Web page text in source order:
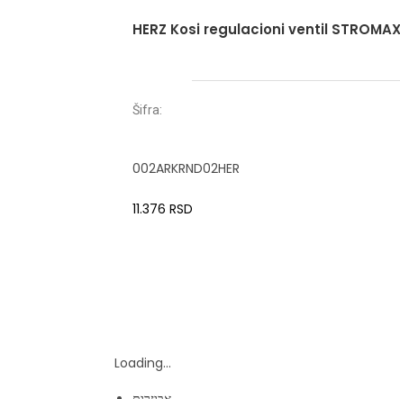
HERZ Kosi regulacioni ventil
Šifra:
002ARKRND02HER
11.376 RSD
Loading...